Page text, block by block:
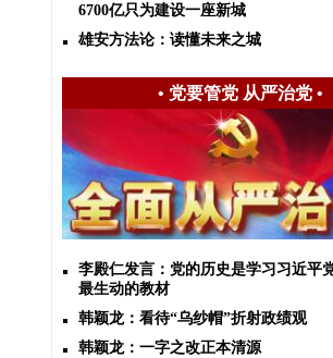
6700亿只为建设一座新城
雄安方法论：读懂未来之城
• 党要管党 从严治党•
李殿仁发言：党的历史是学习习近平
最生动的教材
韩颖龙：看待“乌纱帽”折射政绩观
韩颖龙：一字之改正本清源